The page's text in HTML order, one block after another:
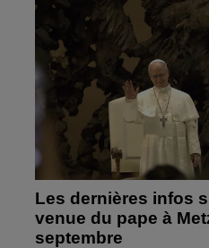
Les dernières infos
venue du pape à
septembre